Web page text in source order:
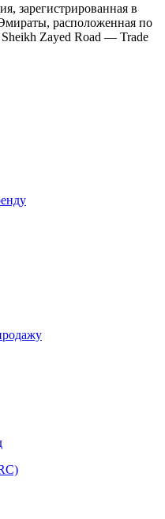
зарегистрированная в
расположенная по
Zayed Road — Trade